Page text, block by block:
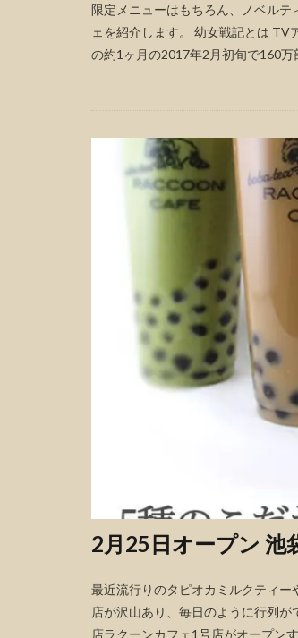
限定メニューはもちろん、ノベル
ェを紹介します。 幼女戦記とは
の約1ヶ月の2017年2月初旬で160万
2月25日オープン 池
最近流行りのタピオカミルクティ
店が沢山あり、毎日のように行列
店ラクーンカフェ1号店がオープン